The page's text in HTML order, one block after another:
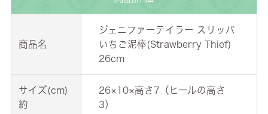
商品名
ジェニファーテイラー スリッパ
いちご泥棒(Strawberry Thief)
26cm
サイズ(cm)
約
26×10×高さ7（ヒールの高さ
3）